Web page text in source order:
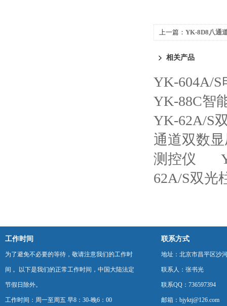
上一篇： YK-8D8八通
相关产品
YK-604A/
YK-88C智
YK-62A/S
通道双数
测控仪
62A/S双光
工作时间
为了避免不必要的等待，敬请注意我们的工作时
间 。以下是我们的正常工作时间，中国大陆法定
节假日除外。
工作时间：周一至周五 早8：30-晚6：00
联系方式
地址：北京市昌平区沙
联系人：张书光
联系QQ：736597394
邮箱：bjyktj@126.com